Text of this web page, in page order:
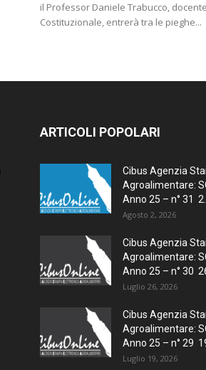
il Professor Daniele Trabucco,
Costituzionale, entrerà tra le pieghe...
ARTICOLI POPOLARI
Cibus Agenzia
Agroalimentare:
Anno 25 – n° 31 2...
Agosto 2, 2026
Cibus Agenzia
Agroalimentare:
Anno 25 – n° 30
Luglio 26, 2026
Cibus Agenzia
Agroalimentare:
Anno 25 – n° 29
Luglio 19, 2026